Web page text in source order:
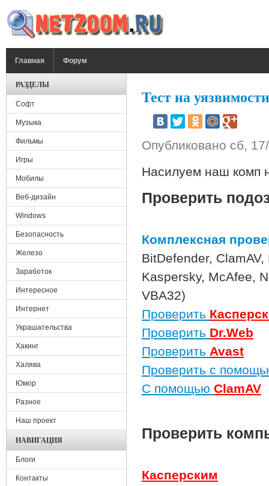
Главная Форум
Тест на уязвимости
Опубликовано сб,
Насилуем наш комп
Проверить
Комплексная
BitDefender,
Kaspersky, McAfee,
VBA32)
Проверить
Проверить Dr.Web
Проверить Avast
Проверить с
С помощью ClamAV
Проверить
Касперским
РАЗДЕЛЫ
Софт
Музыка
Фильмы
Игры
Мобилы
Веб-дизайн
Windows
Безопасность
Железо
Заработок
Интересное
Интернет
Украшательства
Хакинг
Халява
Юмор
Разное
Наш проект
НАВИГАЦИЯ
Блоги
Контакты